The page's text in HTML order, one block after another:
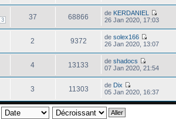
3 37 68866 de KERDANIEL
26 Jan 2020, 17:03
2 9372 desolex166
26 Jan 2020, 13:07
4 13133 deshadocs
07 Jan 2020, 21:54
3 11303 de Dix
05 Jan 2020, 16:37